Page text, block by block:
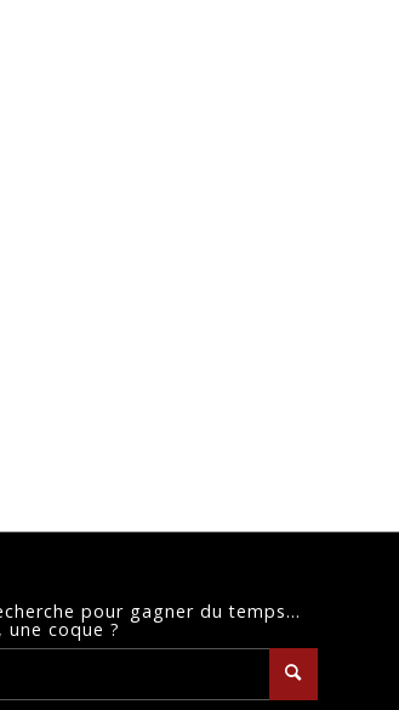
pour gagner du temps…
une coque ?